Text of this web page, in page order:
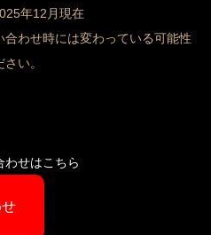
年12月現在
わせ時には変わっている可能性
い。
わせはこちら